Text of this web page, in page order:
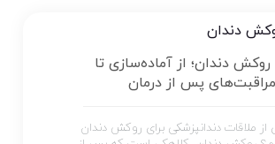
روکش دندان؛ از آماده‌سازی تا
مراقبت‌های پس از درمان
از ملاقات دندانپزشکی برای روکش دندان